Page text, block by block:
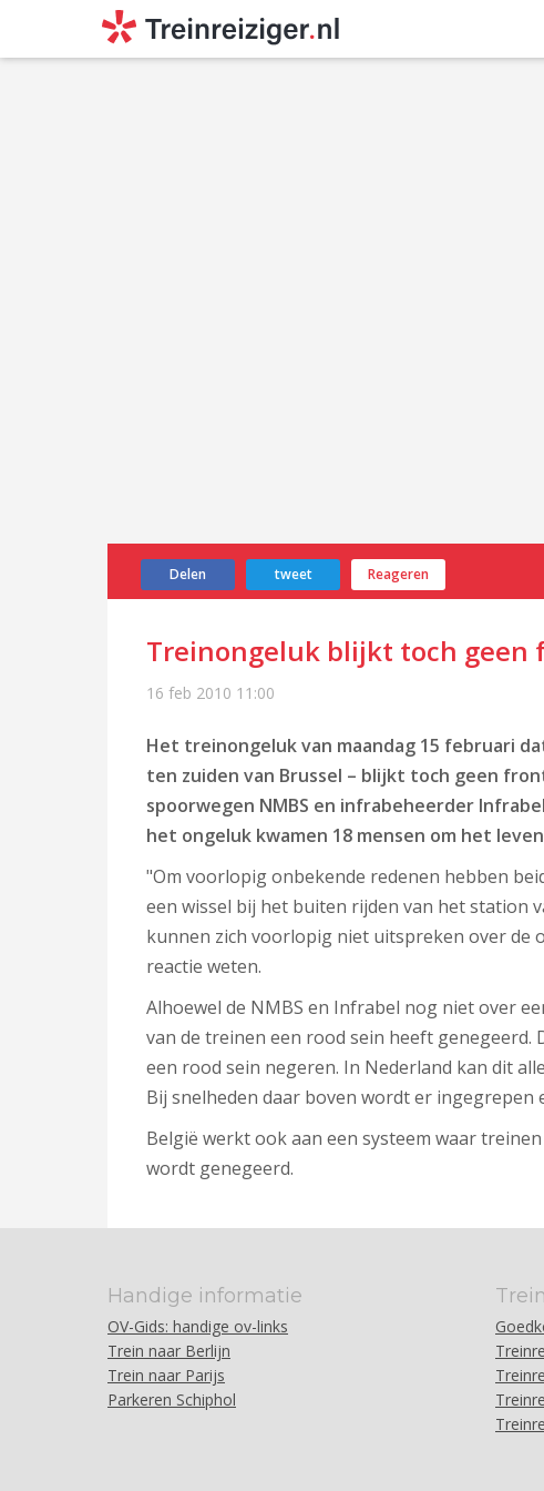
Delen tweet Reageren
Treinongeluk blijkt toch geen
16 feb 2010 11:00
Het treinongeluk van maandag 15 februari
ten zuiden van Brussel – blijkt toch geen
spoorwegen NMBS en infrabeheerder
het ongeluk kwamen 18 mensen om het
"Om voorlopig onbekende redenen hebben
een wissel bij het buiten rijden van het station
kunnen zich voorlopig niet uitspreken over de
reactie weten.
Alhoewel de NMBS en Infrabel nog niet over
van de treinen een rood sein heeft
een rood sein negeren. In Nederland kan dit
Bij snelheden daar boven wordt er
België werkt ook aan een systeem waar
wordt genegeerd.
Handige informatie
OV-Gids: handige ov-links
Trein naar Berlijn
Trein naar Parijs
Parkeren Schiphol